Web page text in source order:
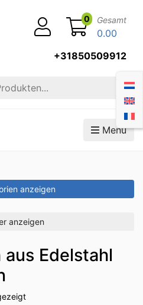
+31850509912
0 Gesamt
0.00
Menü
anzeigen
anzeigen
Edelstahl